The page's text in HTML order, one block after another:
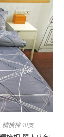
精梳棉 40支